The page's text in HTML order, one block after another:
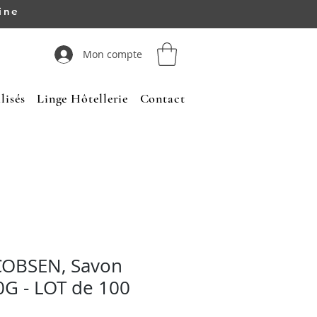
Mon compte
Linge Hôtellerie Contact
Savon
- LOT de 100